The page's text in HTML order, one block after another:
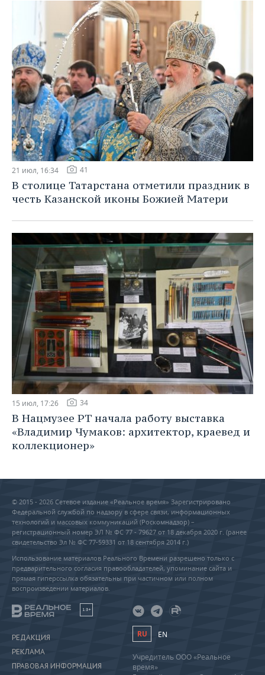
21 июл, 16:34 41
В столице Татарстана отметили праздник в
честь Казанской иконы Божией Матери
15 июл, 17:26 34
В Нацмузее РТ начала работу выставка
«Владимир Чумаков: архитектор, краевед и
коллекционер»
© 2015 - 2026 Сетевое издание «Реальное время» Зарегистрировано
Федеральной службой по надзору в сфере связи, информационных
технологий и массовых коммуникаций (Роскомнадзор) –
регистрационный номер ЭЛ № ФС 77 - 79627 от 18 декабря 2020 г. (ранее
свидетельство Эл № ФС 77-59331 от 18 сентября 2014 г.)
Использование материалов Реального Времени разрешено только с
предварительного согласия правообладателей, упоминание сайта и
прямая гиперссылка обязательны при частичном или полном
воспроизведении материалов.
18+
РЕДАКЦИЯ
РЕКЛАМА
ПРАВОВАЯ ИНФОРМАЦИЯ
RU EN
Учредитель ООО «Реальное
время»